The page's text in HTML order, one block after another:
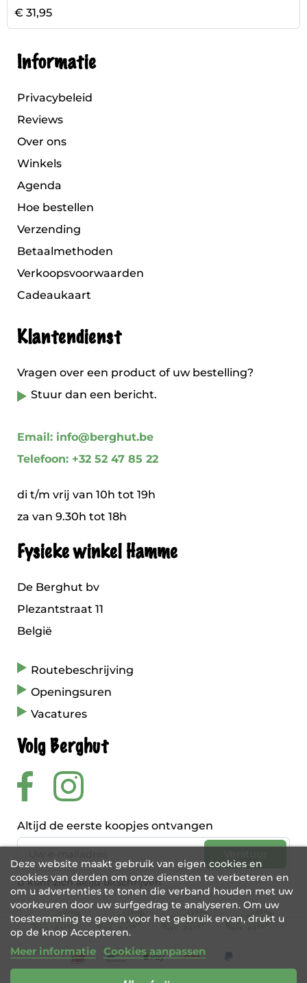
€ 31,95
Informatie
Privacybeleid
Reviews
Over ons
Winkels
Agenda
Hoe bestellen
Verzending
Betaalmethoden
Verkoopsvoorwaarden
Cadeaukaart
Klantendienst
Vragen over een product of uw bestelling?
Stuur dan een bericht.
Email: info@berghut.be
Telefoon: +32 52 47 85 22
di t/m vrij van 10h tot 19h
za van 9.30h tot 18h
Fysieke winkel Hamme
De Berghut bv
Plezantstraat 11
België
Routebeschrijving
Openingsuren
Vacatures
Volg Berghut
Altijd de eerste koopjes ontvangen
U kunt zich altijd uitschrijven
Deze website maakt gebruik van eigen cookies en
cookies van derden om onze diensten te verbeteren en
om u advertenties te tonen die verband houden met uw
voorkeuren door uw surfgedrag te analyseren. Om uw
toestemming te geven voor het gebruik ervan, drukt u
op de knop Accepteren.
Meer informatie Cookies aanpassen